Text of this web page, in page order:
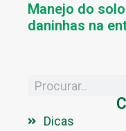
Manejo do
daninhas na
Dicas